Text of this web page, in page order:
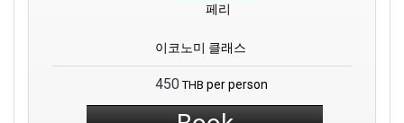
페리
이코노미 클래스
450 THB per person